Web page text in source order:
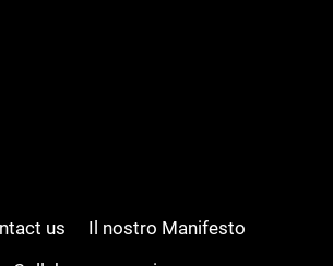
us
Il nostro Manifesto